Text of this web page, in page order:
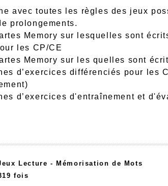
avec toutes les règles des jeux
prolongements.
Memory sur lesquelles sont
les CP/CE
Memory sur les quelles sont
d’exercices différenciés pour les
d’exercices d'entraînement et
Lecture -
Mémorisation de Mots
fois